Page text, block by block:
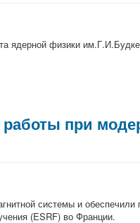
ядерной физики
при
системы и обеспечили
(ESRF) во Франции.